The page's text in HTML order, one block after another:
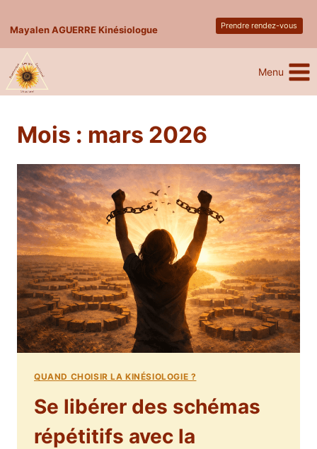
to
content
Mayalen AGUERRE Kinésiologue Prendre rendez-vous
Menu
Mois : mars 2026
QUAND CHOISIR LA KINÉSIOLOGIE ?
Se libérer des schémas
répétitifs avec la